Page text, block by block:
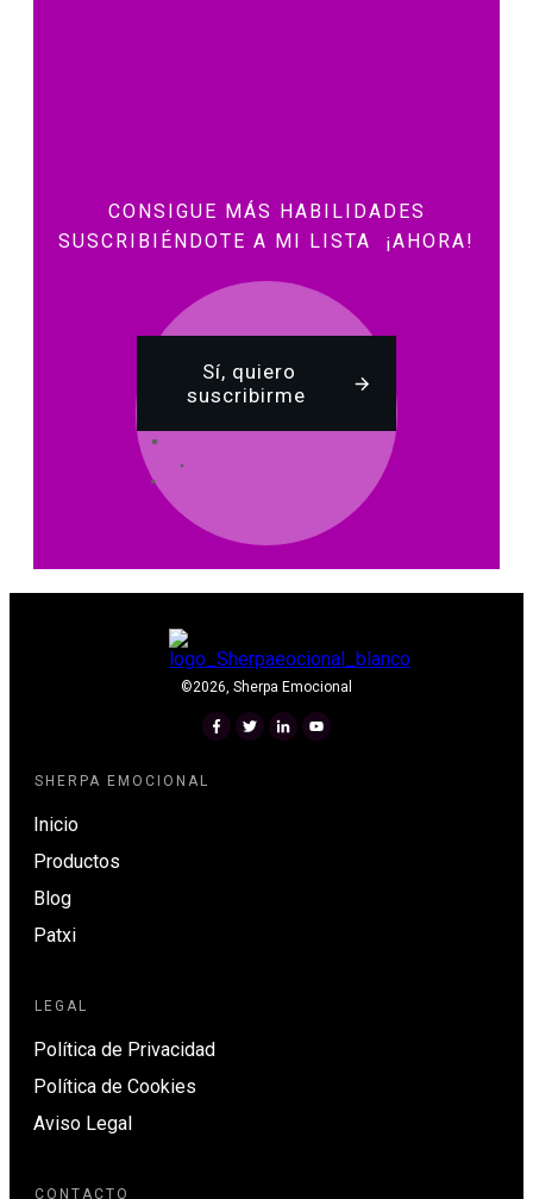
CONSIGUE MÁS HABILIDADES
SUSCRIBIÉNDOTE A MI LISTA ¡AHORA!
Sí, quiero
suscribirme
©2026, Sherpa Emocional
SHERPA EMOCIONAL
Inicio
Productos
Blog
Patxi
LEGAL
Política de Privacidad
Política de Cookies
Aviso Legal
CONTACTO